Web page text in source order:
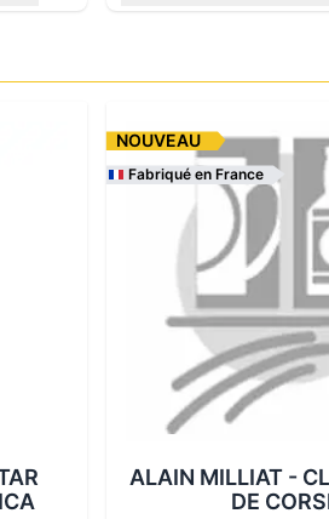
:
NOUVEAU
Fabriqué en France
Les conditionnements
ALAIN MILLIAT -
DE